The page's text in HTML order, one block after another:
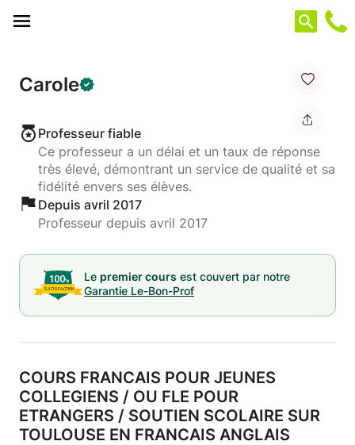
Carole
Professeur fiable
Ce professeur a un délai et un taux de réponse
très élevé, démontrant un service de qualité et sa
fidélité envers ses élèves.
Depuis avril 2017
Professeur depuis avril 2017
Le premier cours est couvert par notre
Garantie Le-Bon-Prof
COURS FRANCAIS POUR JEUNES
COLLEGIENS / OU FLE POUR
ETRANGERS / SOUTIEN SCOLAIRE SUR
TOULOUSE EN FRANCAIS ANGLAIS